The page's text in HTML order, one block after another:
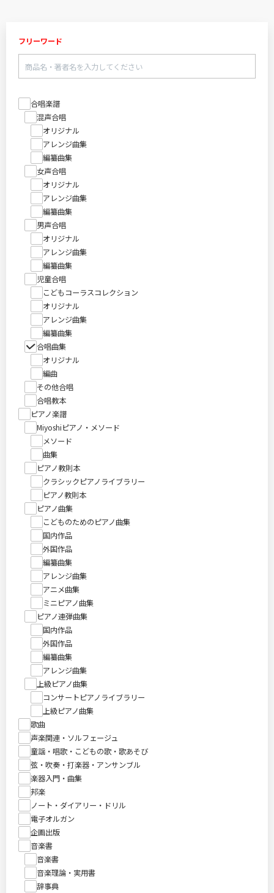
フリーワード
合唱楽譜
混声合唱
オリジナル
アレンジ曲集
編纂曲集
女声合唱
オリジナル
アレンジ曲集
編纂曲集
男声合唱
オリジナル
アレンジ曲集
編纂曲集
児童合唱
こどもコーラスコレクション
オリジナル
アレンジ曲集
編纂曲集
合唱曲集
オリジナル
編曲
その他合唱
合唱教本
ピアノ楽譜
Miyoshiピアノ・メソード
メソード
曲集
ピアノ教則本
クラシックピアノライブラリー
ピアノ教則本
ピアノ曲集
こどものためのピアノ曲集
国内作品
外国作品
編纂曲集
アレンジ曲集
アニメ曲集
ミニピアノ曲集
ピアノ連弾曲集
国内作品
外国作品
編纂曲集
アレンジ曲集
上級ピアノ曲集
コンサートピアノライブラリー
上級ピアノ曲集
歌曲
声楽関連・ソルフェージュ
童謡・唱歌・こどもの歌・歌あそび
弦・吹奏・打楽器・アンサンブル
楽器入門・曲集
邦楽
ノート・ダイアリー・ドリル
電子オルガン
企画出版
音楽書
音楽書
音楽理論・実用書
辞事典